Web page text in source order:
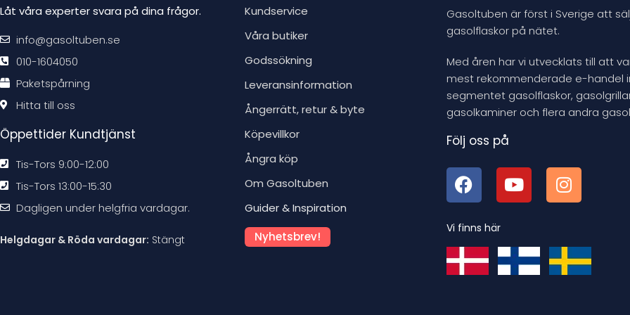
c
t
Låt våra experter svara på dina frågor.
info@gasoltuben.se
010-1604050
Paketspårning
Hitta till oss
Öppettider Kundtjänst
Tis-Tors 9:00-12:00
Tis-Tors 13:00-15:30
Dagligen under helgfria vardagar.
Helgdagar & Röda vardagar: Stängt
Kundservice
Våra butiker
Godssökning
Leveransinformation
Ångerrätt, retur & byte
Köpevillkor
Ångra köp
Om Gasoltuben
Guider & Inspiration
Nyhetsbrev!
Gasoltuben är först i Sverige att
gasolflaskor på nätet.
Med åren har vi utvecklats till att
mest rekommenderade e-handel
segmentet gasolflaskor,
gasolkaminer och flera andra
Följ oss på
Vi finns här